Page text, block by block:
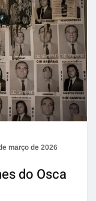
março de 2026
do Osca